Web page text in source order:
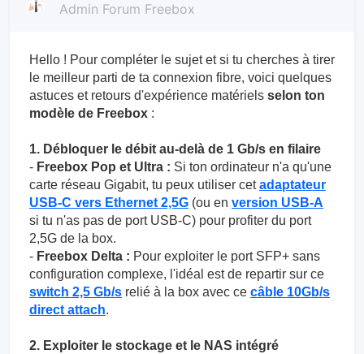
Admin Forum Freebox
Hello ! Pour compléter le sujet et si tu cherches à tirer
le meilleur parti de ta connexion fibre, voici quelques
astuces et retours d'expérience matériels selon ton
modèle de Freebox :
1. Débloquer le débit au-delà de 1 Gb/s en filaire
- Freebox Pop et Ultra : Si ton ordinateur n'a qu'une
carte réseau Gigabit, tu peux utiliser cetadaptateur
USB-C vers Ethernet 2,5G (ou en version USB-A
si tu n'as pas de port USB-C) pour profiter du port
2,5G de la box.
- Freebox Delta : Pour exploiter le port SFP+ sans
configuration complexe, l'idéal est de repartir sur ce
switch 2,5 Gb/s relié à la box avec ce câble 10Gb/s
direct attach.
2. Exploiter le stockage et le NAS intégré